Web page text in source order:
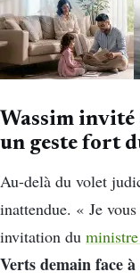
Wassim invité
un geste fort
Au-delà du volet
inattendue. « Je
invitation du
Verts demain face à